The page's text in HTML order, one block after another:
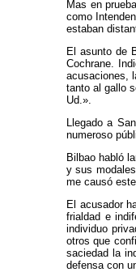
Mas en
como
estaban
El asunto de
Cochrane.
acusaciones,
tanto al gallo
Ud.».
Llegado a
numeroso
Bilbao habló
y sus
me causó
El acusador
frialdad e
individuo
otros que
saciedad la
defensa con